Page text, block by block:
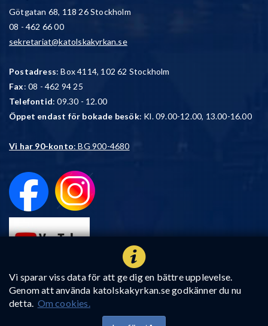
Vi sparar viss data för att ge dig en bättre upplevelse.
Genom att använda katolskakyrkan.se godkänner du nu
detta. Om cookies.
Götgatan 68, 118 26 Stockholm
08 - 462 66 00
sekretariat@katolskakyrkan.se
Postadress: Box 4114, 102 62 Stockholm
Fax: 08 - 462 94 25
Telefontid: 09.30 - 12.00
Öppet endast för bokade besök: Kl. 09.00-12.00, 13.00-16.00
Vi har 90-konto: BG 900-4680